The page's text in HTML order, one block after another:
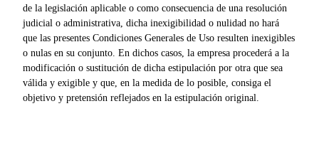
de la legislación aplicable o como consecuencia de una resolución
judicial o administrativa, dicha inexigibilidad o nulidad no hará
que las presentes Condiciones Generales de Uso resulten inexigibles
o nulas en su conjunto. En dichos casos, la empresa procederá a la
modificación o sustitución de dicha estipulación por otra que sea
válida y exigible y que, en la medida de lo posible, consiga el
objetivo y pretensión reflejados en la estipulación original.